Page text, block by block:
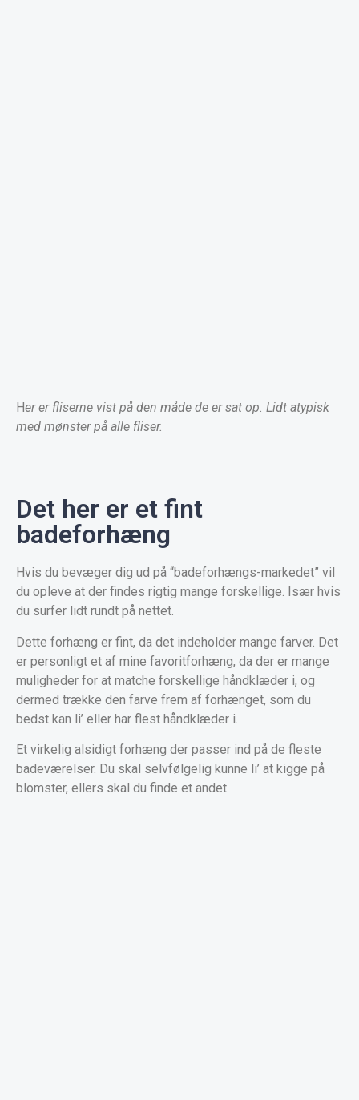
Her er fliserne vist på den måde de er sat op. Lidt atypisk
med mønster på alle fliser.
Det her er et fint
badeforhæng
Hvis du bevæger dig ud på “badeforhængs-markedet” vil
du opleve at der findes rigtig mange forskellige. Især hvis
du surfer lidt rundt på nettet.
Dette forhæng er fint, da det indeholder mange farver. Det
er personligt et af mine favoritforhæng, da der er mange
muligheder for at matche forskellige håndklæder i, og
dermed trække den farve frem af forhænget, som du
bedst kan li’ eller har flest håndklæder i.
Et virkelig alsidigt forhæng der passer ind på de fleste
badeværelser. Du skal selvfølgelig kunne li’ at kigge på
blomster, ellers skal du finde et andet.